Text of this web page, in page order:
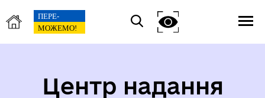
Центр надання